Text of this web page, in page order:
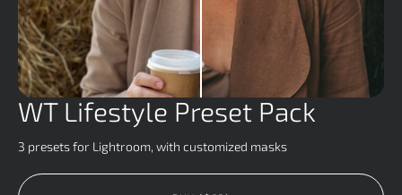
WT Lifestyle Preset Pack
3 presets for Lightroom, with customized masks